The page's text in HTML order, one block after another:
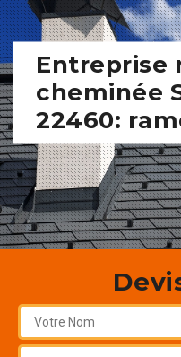
Entreprise
cheminée
22460: